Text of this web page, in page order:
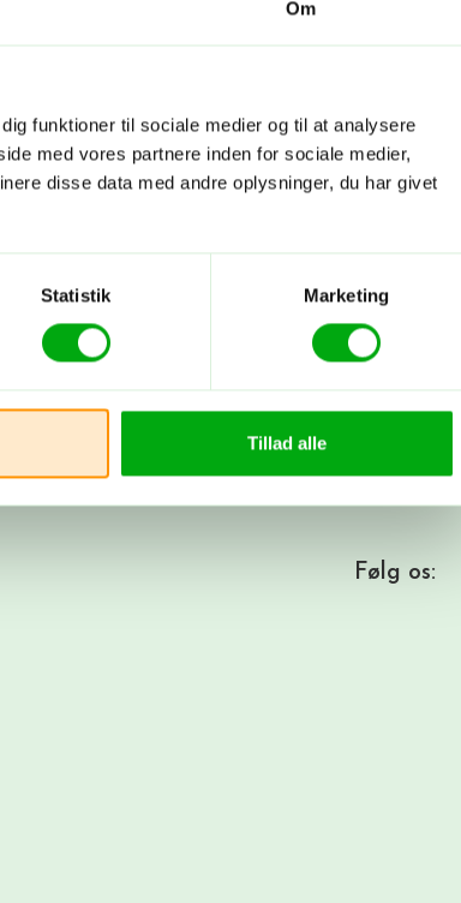
Om
funktioner til sociale medier og til at analysere
med vores partnere inden for sociale medier,
disse data med andre oplysninger, du har givet
Statistik Marketing
Tillad alle
Følg os: